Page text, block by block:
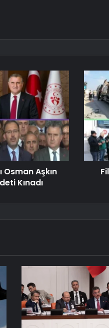
Osman Aşkın
Kınadı